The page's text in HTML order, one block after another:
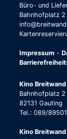
Büro- und
Bahnhofplatz
Impressum -
Kino
Bahnhofplatz 2
82131 Gauting
Tel.: 089/
Kino